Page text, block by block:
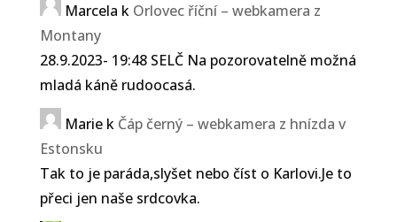
Marcela k Orlovec říční – webkamera z
Montany
28.9.2023- 19:48 SELČ Na pozorovatelně možná
mladá káně rudoocasá.
Mariek Čáp černý – webkamera z hnízda v
Estonsku
Tak to je paráda,slyšet nebo číst o Karlovi.Je to
přeci jen naše srdcovka.